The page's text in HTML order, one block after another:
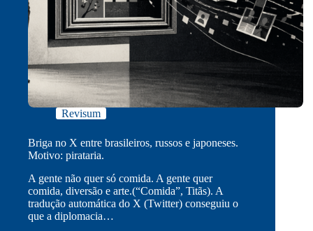
Revisum
Briga no X entre brasileiros, russos e japoneses.
Motivo: pirataria.
A gente não quer só comida. A gente quer
comida, diversão e arte.(“Comida”, Titãs). A
tradução automática do X (Twitter) conseguiu o
que a diplomacia…